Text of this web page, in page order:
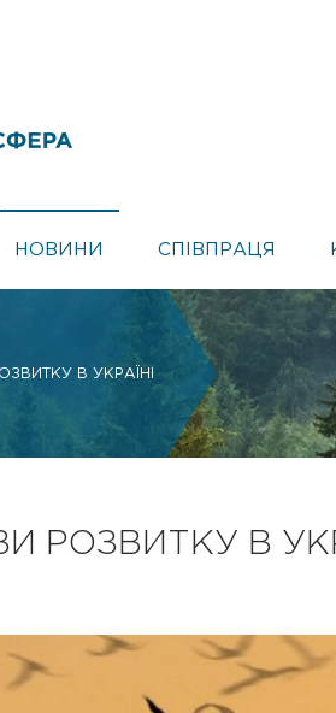
НОВИНИ СПІВПРАЦЯ
В УКРАЇНІ
РОЗВИТКУ В